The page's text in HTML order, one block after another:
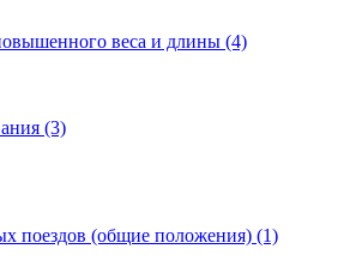
веса и длины (4)
(3)
поездов (общие положения) (1)